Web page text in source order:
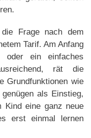
Frage nach dem
Tarif. Am Anfang
oder ein einfaches
rät die
Grundfunktionen wie
als Einstieg,
Kind eine ganz neue
erst einmal lernen